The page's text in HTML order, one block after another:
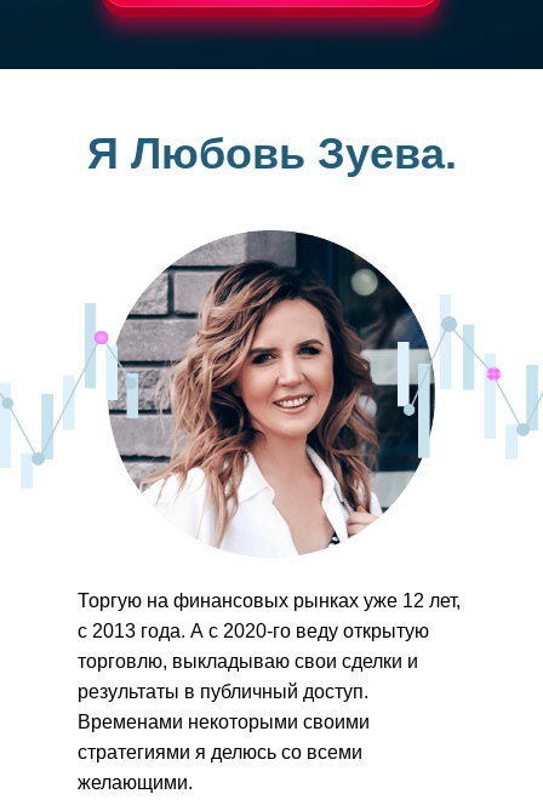
Я Любовь Зуева.
Торгую на финансовых рынках уже 12 лет,
с 2013 года. А с 2020-го веду открытую
торговлю, выкладываю свои сделки и
результаты в публичный доступ.
Временами некоторыми своими
стратегиями я делюсь со всеми
желающими.